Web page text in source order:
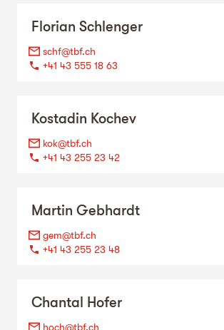
Florian Schlenger
schf@tbf.ch
+41 43 555 18 63
Kostadin Kochev
kok@tbf.ch
+41 43 255 23 42
Martin Gebhardt
gem@tbf.ch
+41 43 255 23 48
Chantal Hofer
hoch@tbf.ch